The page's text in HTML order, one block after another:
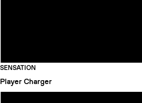
SENSATION
Player Charger